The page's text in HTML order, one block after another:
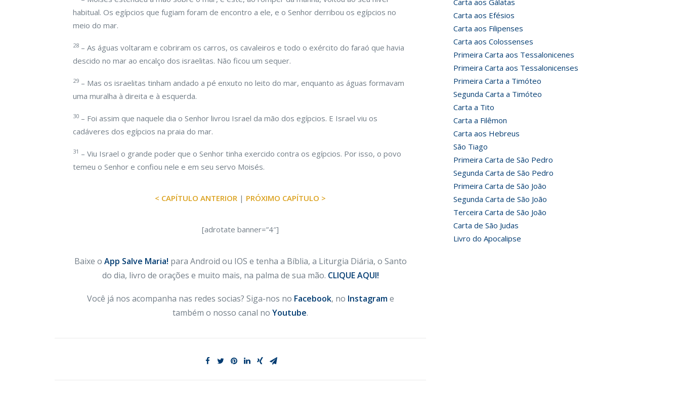
habitual. Os egípcios que fugiam foram de encontro a ele, e o Senhor derribou os egípcios no
meio do mar.
28 – As águas voltaram e cobriram os carros, os cavaleiros e todo o exército do faraó que havia
descido no mar ao encalço dos israelitas. Não ficou um sequer.
29 – Mas os israelitas tinham andado a pé enxuto no leito do mar, enquanto as águas formavam
uma muralha à direita e à esquerda.
30 – Foi assim que naquele dia o Senhor livrou Israel da mão dos egípcios. E Israel viu os
cadáveres dos egípcios na praia do mar.
31 – Viu Israel o grande poder que o Senhor tinha exercido contra os egípcios. Por isso, o povo
temeu o Senhor e confiou nele e em seu servo Moisés.
< CAPÍTULO ANTERIOR | PRÓXIMO CAPÍTULO >
[adrotate banner=”4″]
Baixe o App Salve Maria! para Android ou IOS e tenha a Bíblia, a Liturgia Diária, o Santo
do dia, livro de orações e muito mais, na palma de sua mão. CLIQUE AQUI!
Você já nos acompanha nas redes socias? Siga-nos no Facebook, no Instagrame
também o nosso canal no Youtube.
Carta aos Gálatas
Carta aos Efésios
Carta aos Filipenses
Carta aos Colossenses
Primeira Carta aos Tessalonicenes
Primeira Carta aos Tessalonicenses
Primeira Carta a Timóteo
Segunda Carta a Timóteo
Carta a Tito
Carta a Filêmon
Carta aos Hebreus
São Tiago
Primeira Carta de São Pedro
Segunda Carta de São Pedro
Primeira Carta de São João
Segunda Carta de São João
Terceira Carta de São João
Carta de São Judas
Livro do Apocalipse